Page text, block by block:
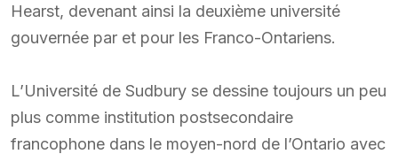
Hearst, devenant ainsi la deuxième université
gouvernée par et pour les Franco-Ontariens.
L’Université de Sudbury se dessine toujours un peu
plus comme institution postsecondaire
francophone dans le moyen-nord de l’Ontario avec